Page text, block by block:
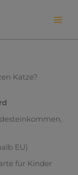
Katze?
EU)
für Kinder